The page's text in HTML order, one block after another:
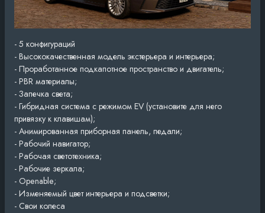
- 5 конфигураций
- Высококачественная модель экстерьера и интерьера;
- Проработанное подкапотное пространство и двигатель;
- PBR материалы;
- Запечка света;
- Гибридная система с режимом EV (установите для него
привязку к клавишам);
- Анимированная приборная панель, педали;
- Рабочий навигатор;
- Рабочая светотехника;
- Рабочие зеркала;
- Openable;
- Изменяемый цвет интерьера и подсветки;
- Свои колеса